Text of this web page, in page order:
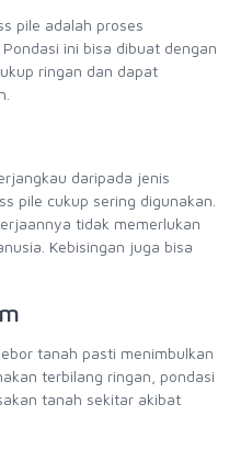
pile adalah proses
ini bisa dibuat dengan
ringan dan dapat
daripada jenis
pile cukup sering digunakan.
tidak memerlukan
Kebisingan juga bisa
tanah pasti menimbulkan
terbilang ringan, pondasi
tanah sekitar akibat